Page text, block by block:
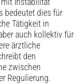
mit Instabilität
bedeutet dies für
Tätigkeit in
auch kollektiv für
ärztliche
den
zwischen
Regulierung.